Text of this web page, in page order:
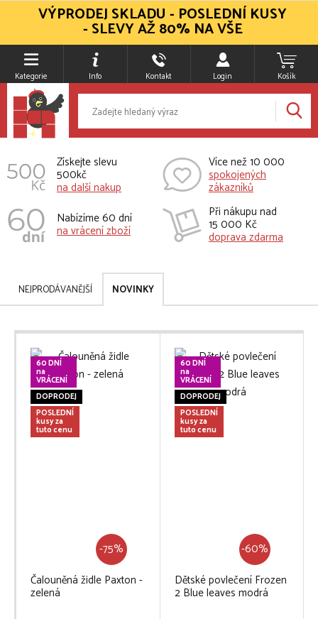
Kategorie Info Kontakt Login Košík
Získejte slevu
500kč
na další nakup
Více než 10 000
spokojených
zákazníků
Nabízíme 60 dní
na vrácení zboží
Při nákupu nad
15 000 Kč
doprava zdarma
NEJPRODÁVANĚJŠÍ NOVINKY
60 DNÍ
na
VRÁCENÍ
DOPRODEJ
POSLEDNÍ
kusy za
tuto cenu
-75%
Čalouněná židle Paxton -
zelená
60 DNÍ
na
VRÁCENÍ
DOPRODEJ
POSLEDNÍ
kusy za
tuto cenu
-60%
Dětské povlečení Frozen
2 Blue leaves modrá
VÝPRODEJ SKLADU - POSLEDNÍ KUSY
- SLEVY AŽ 80% NA VŠE